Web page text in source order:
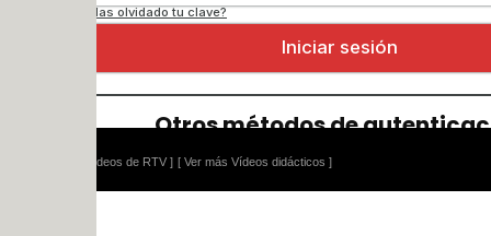
[ Ver más Vídeos didácticos ]